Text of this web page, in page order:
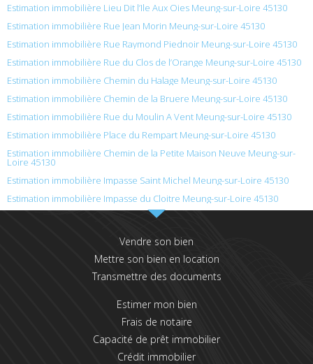
Estimation immobilière Lieu Dit l’Ile Aux Oies Meung-sur-Loire 45130
Estimation immobilière Rue Jean Morin Meung-sur-Loire 45130
Estimation immobilière Rue Raymond Piednoir Meung-sur-Loire 45130
Estimation immobilière Rue du Clos de l’Orange Meung-sur-Loire 45130
Estimation immobilière Chemin du Halage Meung-sur-Loire 45130
Estimation immobilière Chemin de la Bruere Meung-sur-Loire 45130
Estimation immobilière Rue du Moulin A Vent Meung-sur-Loire 45130
Estimation immobilière Place du Rempart Meung-sur-Loire 45130
Estimation immobilière Chemin de la Petite Maison Neuve Meung-sur-
Loire 45130
Estimation immobilière Impasse Saint Michel Meung-sur-Loire 45130
Estimation immobilière Impasse du Cloitre Meung-sur-Loire 45130
Vendre son bien
Mettre son bien en location
Transmettre des documents
Estimer mon bien
Frais de notaire
Capacité de prêt immobilier
Crédit immobilier